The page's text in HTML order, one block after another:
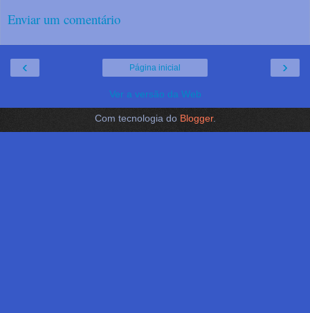
Enviar um comentário
‹ ›
Página inicial
Ver a versão da Web
Com tecnologia do Blogger.